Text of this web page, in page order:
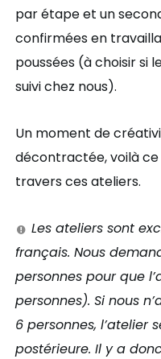
par étape et un
confirmées en
poussées (à choisir si
suivi chez nous).
Un moment de
décontractée, voilà ce
travers ces ateliers.
Les ateliers sont
français. Nous
personnes pour que
personnes). Si nous
6 personnes, l’atelier
postérieure. Il y a